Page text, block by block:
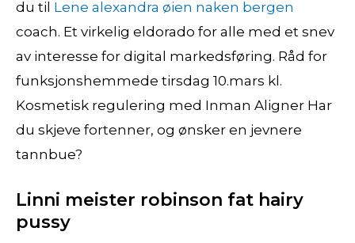
du til Lene alexandra øien naken bergen
coach. Et virkelig eldorado for alle med et snev
av interesse for digital markedsføring. Råd for
funksjonshemmede tirsdag 10.mars kl.
Kosmetisk regulering med Inman Aligner Har
du skjeve fortenner, og ønsker en jevnere
tannbue?
Linni meister robinson fat hairy
pussy